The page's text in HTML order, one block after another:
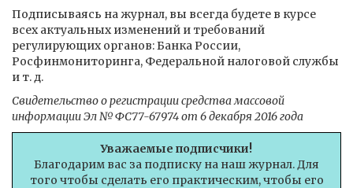
Подписываясь на журнал, вы всегда будете в курсе
всех актуальных изменений и требований
регулирующих органов: Банка России,
Росфинмониторинга, Федеральной налоговой службы
и т. д.
Свидетельство о регистрации средства массовой
информации Эл № ФС77-67974 от 6 декабря 2016 года
Уважаемые подписчики!
Благодарим вас за подписку на наш журнал. Для
того чтобы сделать его практическим, чтобы его